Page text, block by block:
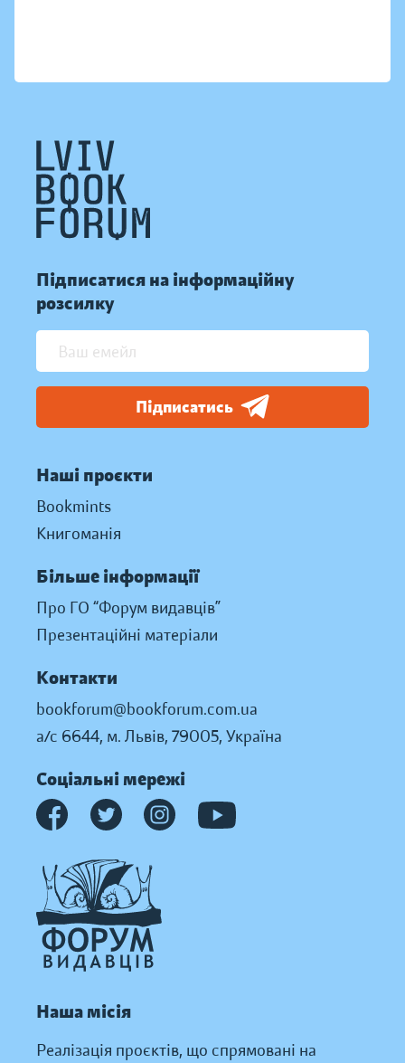
Підписатися на інформаційну
розсилку
Підписатись
Наші проєкти
Bookmints
Книгоманія
Більше інформації
Про ГО “Форум видавців”
Презентаційні матеріали
Контакти
bookforum@bookforum.com.ua
а/с 6644, м. Львів, 79005, Україна
Соціальні мережі
Наша місія
Реалізація проєктів, що спрямовані на